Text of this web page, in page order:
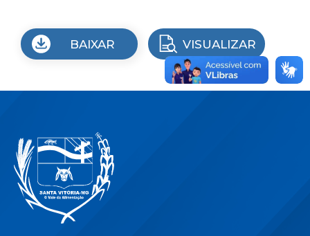
BAIXAR VISUALIZAR